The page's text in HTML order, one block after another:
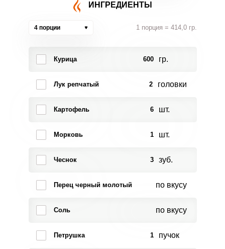
ИНГРЕДИЕНТЫ
4 порции 1 порция = 414,0 гр.
Курица 600 гр.
Лук репчатый 2 головки
Картофель 6 шт.
Морковь 1 шт.
Чеснок 3 зуб.
Перец черный молотый по вкусу
Соль по вкусу
Петрушка 1 пучок